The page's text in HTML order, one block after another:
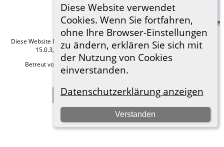
Diese Website verwendet
Cookies. Wenn Sie fortfahren,
ohne Ihre Browser-Einstellungen
zu ändern, erklären Sie sich mit
der Nutzung von Cookies
einverstanden.
Datenschutzerklärung anzeigen
Verstanden
Diese Website läuft mitThe Next Generation of Genealogy Sitebuilding
15.0.3, programmiert von Darrin Lythgoe © 2001-2026.
Betreut von
Roland zu Dortmund e.V.
Zur Desktop-Webseite wechseln